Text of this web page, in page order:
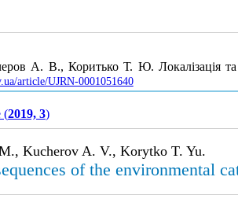
А. В., Коритько Т. Ю. Локалізація та
article/UJRN-0001051640
(2019, 3)
Kucherov A. V., Korytko T. Yu.
of the environmental